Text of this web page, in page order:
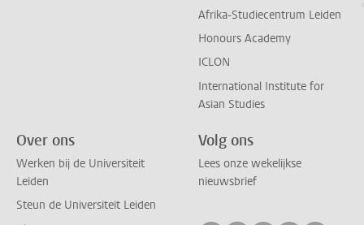
Afrika-Studiecentrum Leiden
Honours Academy
ICLON
International Institute for
Asian Studies
Over ons
Werken bij de Universiteit
Leiden
Steun de Universiteit Leiden
Volg ons
Lees onze wekelijkse
nieuwsbrief